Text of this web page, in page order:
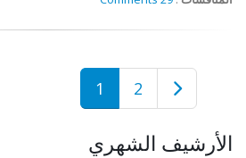
1 2
الأرشيف الشهري